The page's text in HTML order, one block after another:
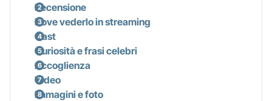
Recensione
Dove vederlo in streaming
Cast
Curiosità e frasi celebri
Accoglienza
Video
Immagini e foto